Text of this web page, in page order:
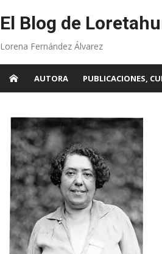
El Blog de
Lorena Fernández Álvarez
AUTORA PUBLICACIONES,